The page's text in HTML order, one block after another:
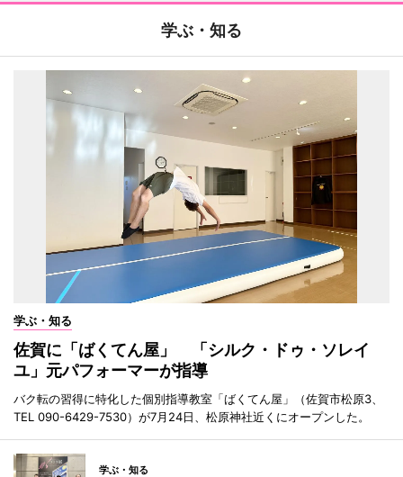
学ぶ・知る
学ぶ・知る
佐賀に「ばくてん屋」 「シルク・ドゥ・ソレイ
ユ」元パフォーマーが指導
バク転の習得に特化した個別指導教室「ばくてん屋」（佐賀市松原3、
TEL 090-6429-7530）が7月24日、松原神社近くにオープンした。
学ぶ・知る